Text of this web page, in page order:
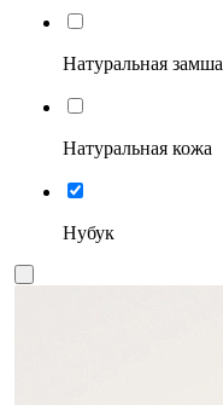
Натуральная замша
Натуральная кожа
Нубук